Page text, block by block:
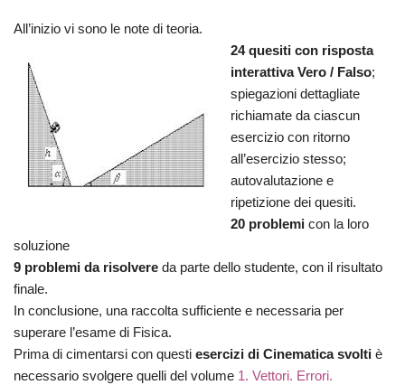
All’inizio vi sono le note di teoria.
24 quesiti con risposta
interattiva Vero / Falso;
spiegazioni dettagliate
richiamate da ciascun
esercizio con ritorno
all’esercizio stesso;
autovalutazione e
ripetizione dei quesiti.
20 problemi con la loro
soluzione
9 problemi da risolvere da parte dello studente, con il risultato
finale.
In conclusione, una raccolta sufficiente e necessaria per
superare l’esame di Fisica.
Prima di cimentarsi con questi esercizi di Cinematica svolti è
necessario svolgere quelli del volume 1. Vettori. Errori.